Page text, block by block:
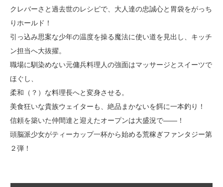
クレバーさと過去世のレシピで、大人達の忠誠心と胃袋をがっち
りホールド！
引っ込み思案な少年の温度を操る魔法に使い道を見出し、キッチ
ン担当へ大抜擢。
職場に馴染めない元傭兵料理人の強面はマッサージとスイーツで
ほぐし、
柔和（？）な料理長へと変身させる。
美食狂いな貴族ウェイターも、絶品まかないを餌に一本釣り！
信頼を築いた仲間達と迎えたオープンは大盛況で――！
頭脳派少女がティーカップ一杯から始める荒稼ぎファンタジー第
２弾！